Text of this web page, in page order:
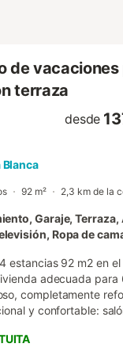
de vacaciones
terraza
desde
92 m² 2,3 km de la
Garaje, Terraza,
Ropa de
estancias 92 m2 en el
adecuada para
completamente
y confortable:
(150 cm, 190 cm de